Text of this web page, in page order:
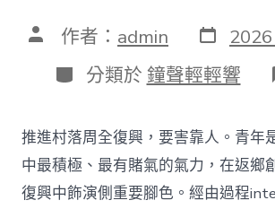
文 作者： admin 發
表
日
期
分
類
分類於 鐘聲輕輕響
推進村落周全復興，要害靠人。青年
中最積極、最有賭氣的氣力，在返鄉
復興中飾演側重要腳色。經由過程